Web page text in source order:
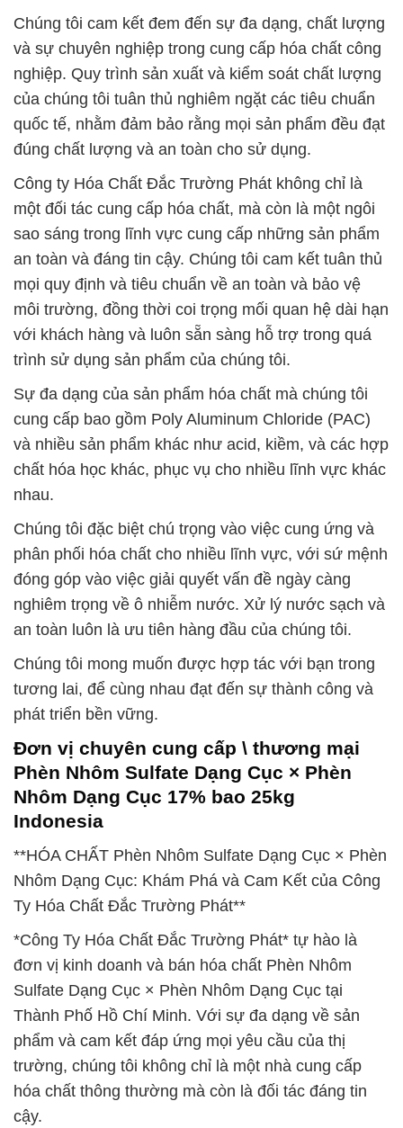
Chúng tôi cam kết đem đến sự đa dạng, chất lượng
và sự chuyên nghiệp trong cung cấp hóa chất công
nghiệp. Quy trình sản xuất và kiểm soát chất lượng
của chúng tôi tuân thủ nghiêm ngặt các tiêu chuẩn
quốc tế, nhằm đảm bảo rằng mọi sản phẩm đều đạt
đúng chất lượng và an toàn cho sử dụng.
Công ty Hóa Chất Đắc Trường Phát không chỉ là
một đối tác cung cấp hóa chất, mà còn là một ngôi
sao sáng trong lĩnh vực cung cấp những sản phẩm
an toàn và đáng tin cậy. Chúng tôi cam kết tuân thủ
mọi quy định và tiêu chuẩn về an toàn và bảo vệ
môi trường, đồng thời coi trọng mối quan hệ dài hạn
với khách hàng và luôn sẵn sàng hỗ trợ trong quá
trình sử dụng sản phẩm của chúng tôi.
Sự đa dạng của sản phẩm hóa chất mà chúng tôi
cung cấp bao gồm Poly Aluminum Chloride (PAC)
và nhiều sản phẩm khác như acid, kiềm, và các hợp
chất hóa học khác, phục vụ cho nhiều lĩnh vực khác
nhau.
Chúng tôi đặc biệt chú trọng vào việc cung ứng và
phân phối hóa chất cho nhiều lĩnh vực, với sứ mệnh
đóng góp vào việc giải quyết vấn đề ngày càng
nghiêm trọng về ô nhiễm nước. Xử lý nước sạch và
an toàn luôn là ưu tiên hàng đầu của chúng tôi.
Chúng tôi mong muốn được hợp tác với bạn trong
tương lai, để cùng nhau đạt đến sự thành công và
phát triển bền vững.
Đơn vị chuyên cung cấp \ thương mại
Phèn Nhôm Sulfate Dạng Cục × Phèn
Nhôm Dạng Cục 17% bao 25kg
Indonesia
**HÓA CHẤT Phèn Nhôm Sulfate Dạng Cục × Phèn
Nhôm Dạng Cục: Khám Phá và Cam Kết của Công
Ty Hóa Chất Đắc Trường Phát**
*Công Ty Hóa Chất Đắc Trường Phát* tự hào là
đơn vị kinh doanh và bán hóa chất Phèn Nhôm
Sulfate Dạng Cục × Phèn Nhôm Dạng Cục tại
Thành Phố Hồ Chí Minh. Với sự đa dạng về sản
phẩm và cam kết đáp ứng mọi yêu cầu của thị
trường, chúng tôi không chỉ là một nhà cung cấp
hóa chất thông thường mà còn là đối tác đáng tin
cậy.